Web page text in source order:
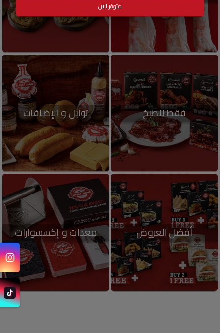
فقط للطبخ توابل و الإضافات
أفضل العروض معدات و إكسسوارات
متوفر الان